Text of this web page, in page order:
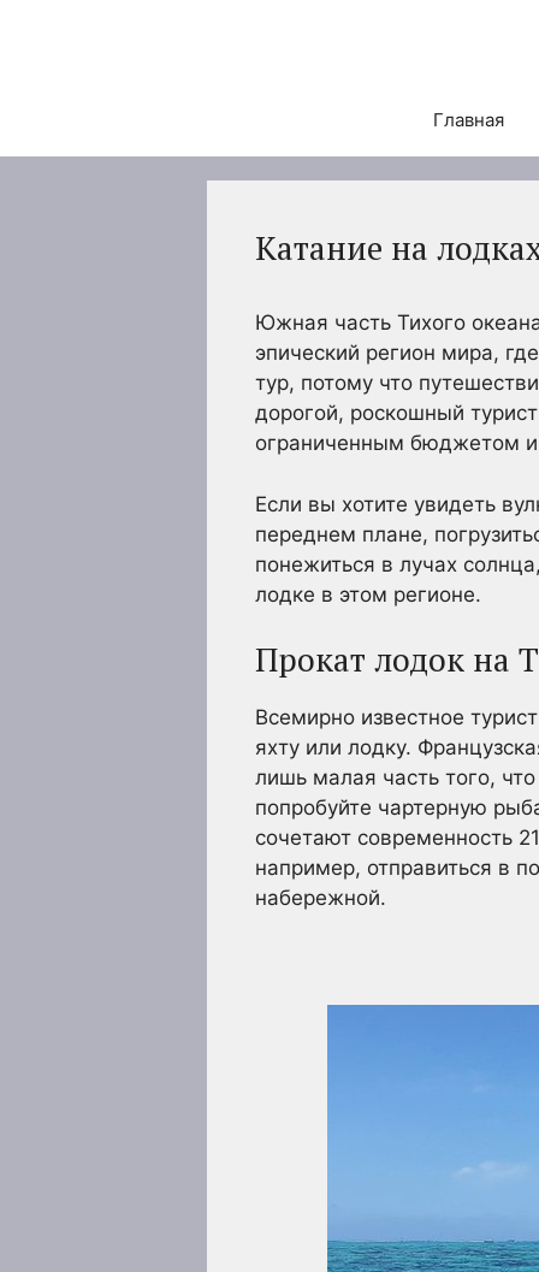
Главная
Катание на
Южная часть Тихого
эпический регион мира,
тур, потому что
дорогой, роскошный
ограниченным бюджетом и
Если вы хотите увидеть
переднем плане,
понежиться в лучах
лодке в этом регионе.
Прокат лодок на
Всемирно известное
яхту или лодку.
лишь малая часть того,
попробуйте чартерную
сочетают современность
например, отправиться в
набережной.